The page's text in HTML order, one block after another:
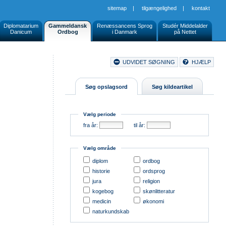
sitemap | tilgængelighed | kontakt
Diplomatarium
Danicum
Gammeldansk
Ordbog
Renæssancens Sprog
i Danmark
Studér Middelalder
på Nettet
UDVIDET SØGNING HJÆLP
Søg opslagsord Søg kildeartikel
Vælg periode
fra år: til år:
Vælg område
diplom
historie
jura
kogebog
medicin
naturkundskab
ordbog
ordsprog
religion
skønlitteratur
økonomi